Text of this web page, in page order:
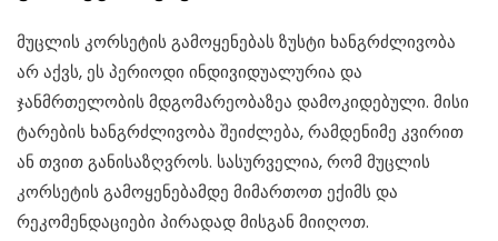
მუცლის კორსეტის გამოყენებას ზუსტი ხანგრძლივობა
არ აქვს, ეს პერიოდი ინდივიდუალურია და
ჯანმრთელობის მდგომარეობაზეა დამოკიდებული. მისი
ტარების ხანგრძლივობა შეიძლება, რამდენიმე კვირით
ან თვით განისაზღვროს. სასურველია, რომ მუცლის
კორსეტის გამოყენებამდე მიმართოთ ექიმს და
რეკომენდაციები პირადად მისგან მიიღოთ.